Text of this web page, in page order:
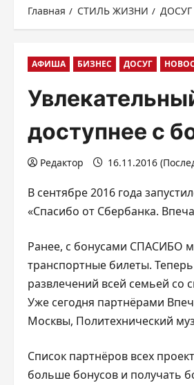
Главная СТИЛЬ ЖИЗНИ ДОСУГ
АФИША БИЗНЕС ДОСУГ
доступнее с
Редактор 16.11.2016
В сентябре 2016 года
«Спасибо от Сбербанка.
Ранее, с бонусами СПАСИБО
транспортные билеты.
развлечений всей семьей со
Уже сегодня партнёрами
Москвы, Политехнический
Список партнёров всех
больше бонусов и получать